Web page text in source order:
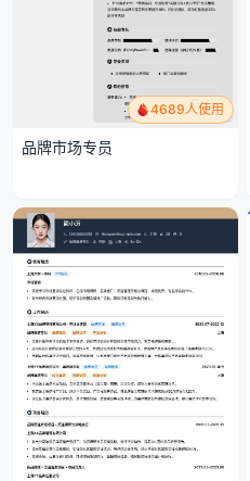
4689人使用
品牌市场专员